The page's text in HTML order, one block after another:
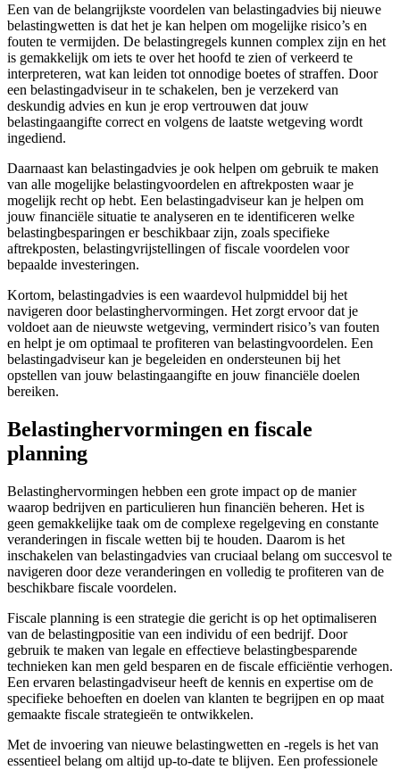
Een van de belangrijkste voordelen van belastingadvies bij nieuwe
belastingwetten is dat het je kan helpen om mogelijke risico’s en
fouten te vermijden. De belastingregels kunnen complex zijn en het
is gemakkelijk om iets te over het hoofd te zien of verkeerd te
interpreteren, wat kan leiden tot onnodige boetes of straffen. Door
een belastingadviseur in te schakelen, ben je verzekerd van
deskundig advies en kun je erop vertrouwen dat jouw
belastingaangifte correct en volgens de laatste wetgeving wordt
ingediend.
Daarnaast kan belastingadvies je ook helpen om gebruik te maken
van alle mogelijke belastingvoordelen en aftrekposten waar je
mogelijk recht op hebt. Een belastingadviseur kan je helpen om
jouw financiële situatie te analyseren en te identificeren welke
belastingbesparingen er beschikbaar zijn, zoals specifieke
aftrekposten, belastingvrijstellingen of fiscale voordelen voor
bepaalde investeringen.
Kortom, belastingadvies is een waardevol hulpmiddel bij het
navigeren door belastinghervormingen. Het zorgt ervoor dat je
voldoet aan de nieuwste wetgeving, vermindert risico’s van fouten
en helpt je om optimaal te profiteren van belastingvoordelen. Een
belastingadviseur kan je begeleiden en ondersteunen bij het
opstellen van jouw belastingaangifte en jouw financiële doelen
bereiken.
Belastinghervormingen en fiscale
planning
Belastinghervormingen hebben een grote impact op de manier
waarop bedrijven en particulieren hun financiën beheren. Het is
geen gemakkelijke taak om de complexe regelgeving en constante
veranderingen in fiscale wetten bij te houden. Daarom is het
inschakelen van belastingadvies van cruciaal belang om succesvol te
navigeren door deze veranderingen en volledig te profiteren van de
beschikbare fiscale voordelen.
Fiscale planning is een strategie die gericht is op het optimaliseren
van de belastingpositie van een individu of een bedrijf. Door
gebruik te maken van legale en effectieve belastingbesparende
technieken kan men geld besparen en de fiscale efficiëntie verhogen.
Een ervaren belastingadviseur heeft de kennis en expertise om de
specifieke behoeften en doelen van klanten te begrijpen en op maat
gemaakte fiscale strategieën te ontwikkelen.
Met de invoering van nieuwe belastingwetten en -regels is het van
essentieel belang om altijd up-to-date te blijven. Een professionele